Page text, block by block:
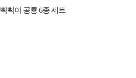
삑삑이 공룡 6종 세트